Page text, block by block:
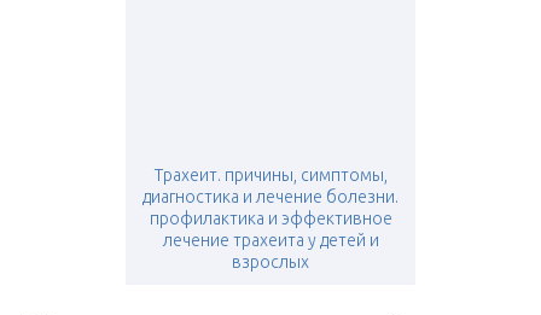
Трахеит. причины, симптомы,
диагностика и лечение болезни.
профилактика и эффективное
лечение трахеита у детей и
взрослых